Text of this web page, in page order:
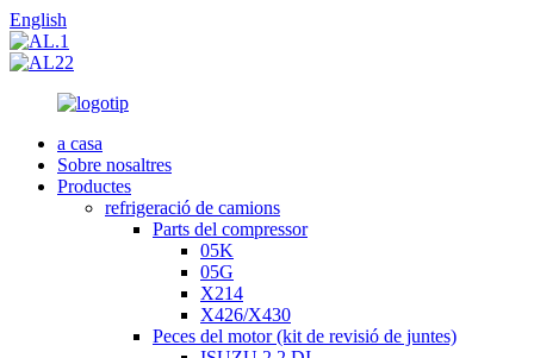
English
a casa
Sobre nosaltres
Productes
refrigeració de camions
Parts del compressor
05K
05G
X214
X426/X430
Peces del motor (kit de revisió de juntes)